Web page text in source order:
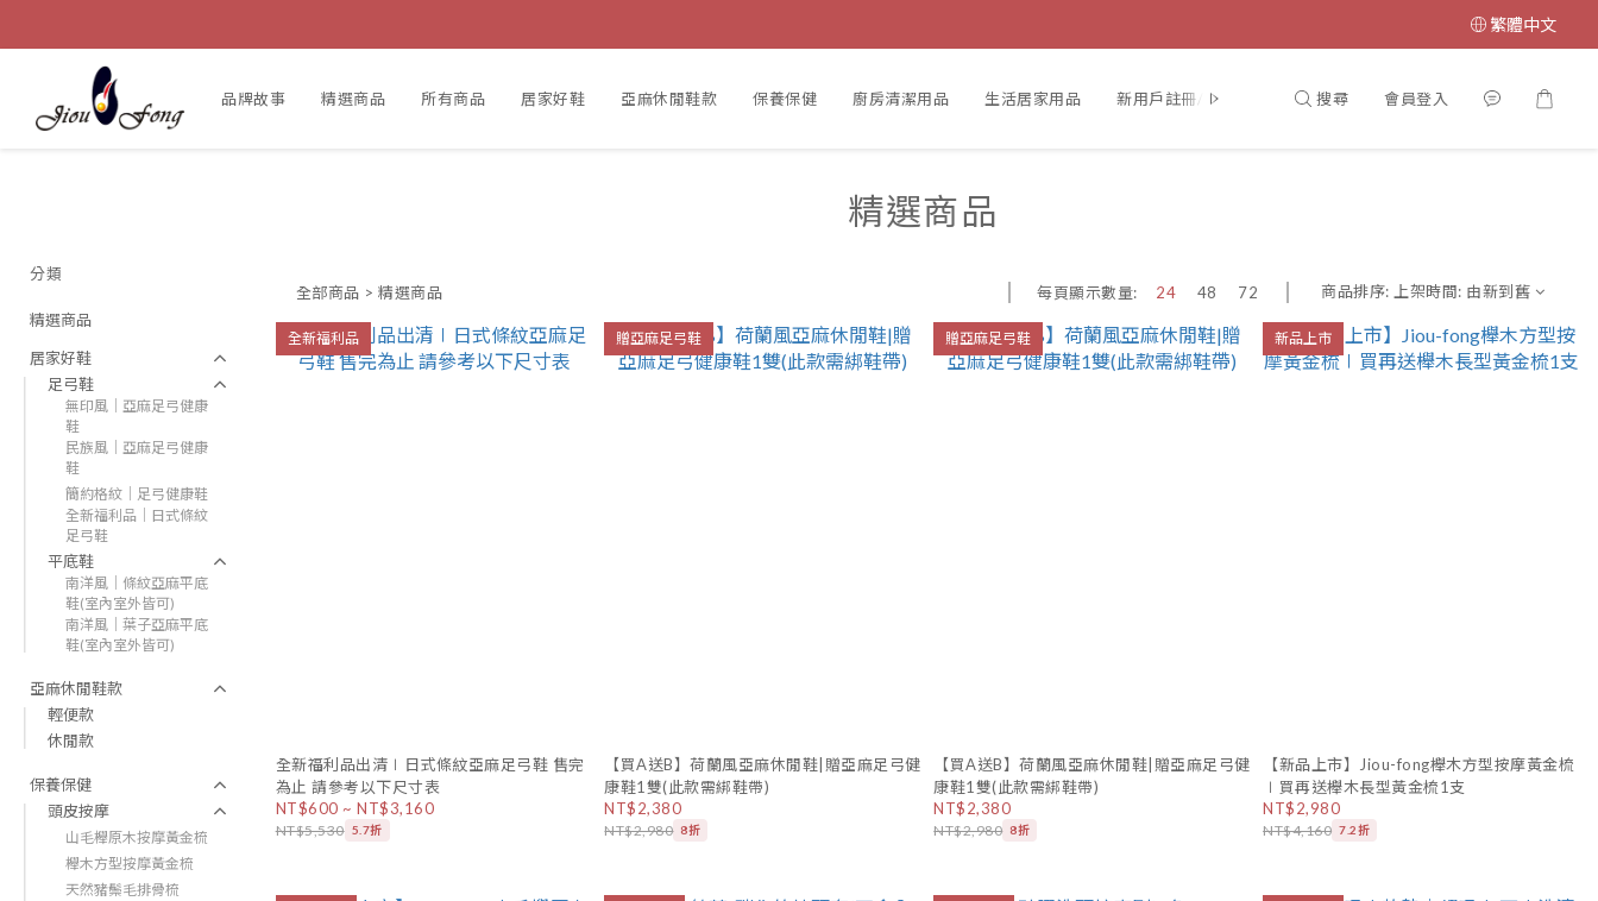
繁體中文
品牌故事 精選商品 所有商品 居家好鞋 亞麻休閒鞋款 保養保健 廚房清潔用品 生活居家用品 新用戶註冊/會員登入 搜尋 會員登入
分類
精選商品
居家好鞋
足弓鞋
無印風｜亞麻足弓健康
鞋
民族風｜亞麻足弓健康
鞋
簡約格紋｜足弓健康鞋
全新福利品｜日式條紋
足弓鞋
平底鞋
南洋風｜條紋亞麻平底
鞋(室內室外皆可)
南洋風｜葉子亞麻平底
鞋(室內室外皆可)
亞麻休閒鞋款
輕便款
休閒款
保養保健
頭皮按摩
山毛櫸原木按摩黃金梳
櫸木方型按摩黃金梳
天然豬鬃毛排骨梳
精選商品
全部商品 >精選商品 每頁顯示數量: 24 48 72 商品排序: 上架時間: 由新到舊
全新福利品
全新福利品出清∣日式條紋亞麻足弓鞋 售完
為止 請參考以下尺寸表
NT$600 ~ NT$3,160
NT$5,530 5.7折
贈亞麻足弓鞋
【買A送B】荷蘭風亞麻休閒鞋|贈亞麻足弓健
康鞋1雙(此款需綁鞋帶)
NT$2,380
NT$2,980 8折
贈亞麻足弓鞋
【買A送B】荷蘭風亞麻休閒鞋|贈亞麻足弓健
康鞋1雙(此款需綁鞋帶)
NT$2,380
NT$2,980 8折
新品上市
【新品上市】Jiou-fong櫸木方型按摩黃金梳
∣買再送櫸木長型黃金梳1支
NT$2,980
NT$4,160 7.2折